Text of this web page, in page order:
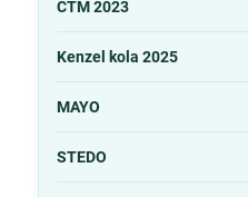
CTM 2023
Kenzel kola 2025
MAYO
STEDO